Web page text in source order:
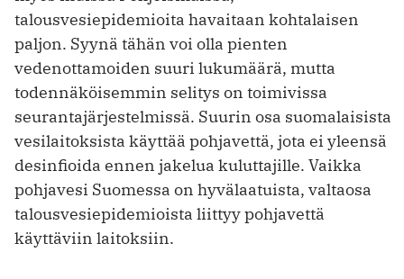
talousvesiepidemioita havaitaan kohtalaisen
paljon. Syynä tähän voi olla pienten
vedenottamoiden suuri lukumäärä, mutta
todennäköisemmin selitys on toimivissa
seurantajärjestelmissä. Suurin osa suomalaisista
vesilaitoksista käyttää pohjavettä, jota ei yleensä
desinfioida ennen jakelua kuluttajille. Vaikka
pohjavesi Suomessa on hyvälaatuista, valtaosa
talousvesiepidemioista liittyy pohjavettä
käyttäviin laitoksiin.